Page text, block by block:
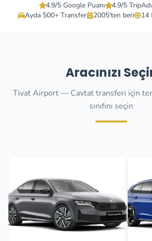
4.9/5 Google Puanı
4.9/5
Ayda 500+ Transfer
2005'ten beri 14
Aracınızı
Tivat Airport — Cavtat transferi için
sınıfını seçin